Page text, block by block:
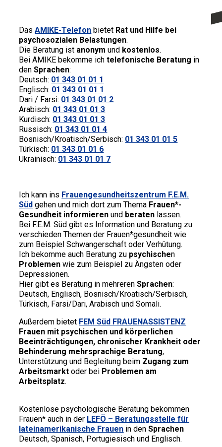
DasAMIKE-Telefon bietet Rat und Hilfe bei
psychosozialen Belastungen.
Die Beratung ist anonym und kostenlos.
Bei AMIKE bekomme ichtelefonische Beratung in
denSprachen:
Deutsch: 01 343 01 01 1
Englisch: 01 343 01 01 1
Dari / Farsi: 01 343 01 01 2
Arabisch: 01 343 01 01 3
Kurdisch: 01 343 01 01 3
Russisch: 01 343 01 01 4
Bosnisch/Kroatisch/Serbisch: 01 343 01 01 5
Türkisch: 01 343 01 01 6
Ukrainisch: 01 343 01 01 7
Ich kann ins Frauengesundheitszentrum F.E.M.
Süd gehen und mich dort zum Thema Frauen*-
Gesundheit informieren und beraten lassen.
Bei F.E.M. Süd gibt es Information und Beratung zu
verschieden Themen der Frauen*gesundheit wie
zum Beispiel Schwangerschaft oder Verhütung.
Ich bekomme auch Beratung zu psychischen
Problemen wie zum Beispiel zu Ängsten oder
Depressionen.
Hier gibt es Beratung in mehrerenSprachen:
Deutsch, Englisch, Bosnisch/Kroatisch/Serbisch,
Türkisch, Farsi/Dari, Arabisch und Somali.
Außerdem bietet FEM Süd FRAUENASSISTENZ
Frauen mit psychischen und körperlichen
Beeinträchtigungen, chronischer Krankheit oder
Behinderung mehrsprachige Beratung,
Unterstützung und Begleitung beim Zugang zum
Arbeitsmarkt oder bei Problemen am
Arbeitsplatz.
Kostenlose psychologische Beratung bekommen
Frauen* auch in der LEFÖ – Beratungsstelle für
lateinamerikanische Frauen in denSprachen
Deutsch, Spanisch, Portugiesisch und Englisch.